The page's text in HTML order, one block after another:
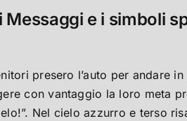
e i simboli
presero l’auto per andare
con vantaggio la loro meta
Nel cielo azzurro e terso